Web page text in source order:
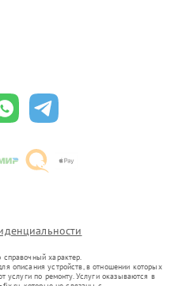
характер.
описания устройств, в отношении которых
услуги по ремонту. Услуги оказываются в